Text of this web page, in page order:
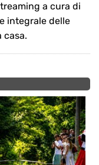
a cura di
integrale delle
casa.